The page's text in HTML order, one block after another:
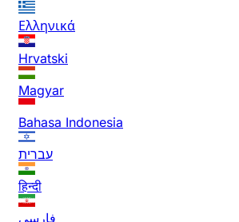
Ελληνικά
Hrvatski
Magyar
Bahasa Indonesia
עברית
हिन्दी
فارسی